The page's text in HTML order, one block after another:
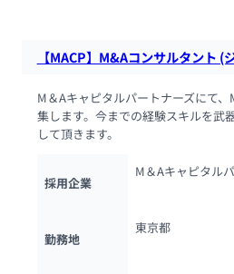
【MACP】M&Aコンサルタント (
M＆Aキャピタルパートナーズにて
集します。今までの経験スキルを武
して頂きます。
採用企業
M＆Aキャピタル
勤務地
東京都